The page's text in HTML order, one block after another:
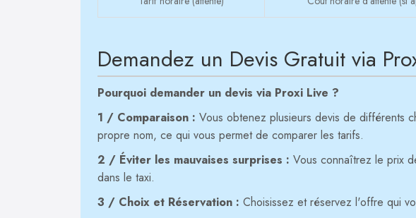
Demandez un Devis Gratuit via
Pourquoi demander un devis via Proxi Live ?
1 / Comparaison : Vous obtenez plusieurs devis de différents
propre nom, ce qui vous permet de comparer les tarifs.
2 / Éviter les mauvaises surprises : Vous connaîtrez le prix
dans le taxi.
3 / Choix et Réservation : Choisissez et réservez l'offre qui